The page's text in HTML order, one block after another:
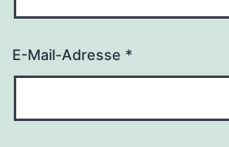
E-Mail-Adresse *